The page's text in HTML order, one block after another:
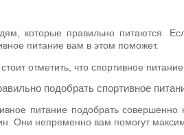
которые правильно питаются.
питание вам в этом поможет.
отметить, что спортивное
подобрать спортивное
питание подобрать
Они непременно вам помогут